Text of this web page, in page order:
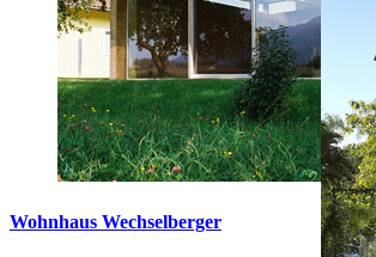
Wohnhaus Wechselberger